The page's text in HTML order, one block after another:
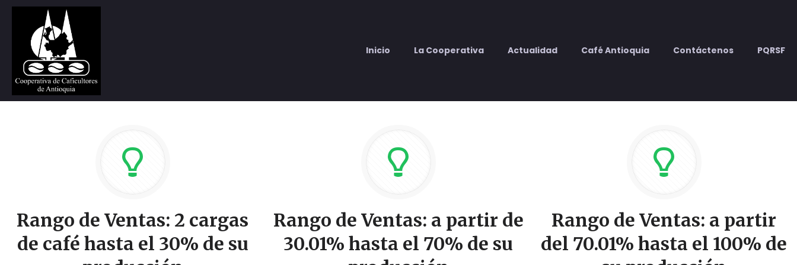
Inicio La Cooperativa Actualidad Café Antioquia Contáctenos PQRSF
Rango de Ventas: 2 cargas
de café hasta el 30% de su
Rango de Ventas: a partir de
30.01% hasta el 70% de su
Rango de Ventas: a partir
del 70.01% hasta el 100% de